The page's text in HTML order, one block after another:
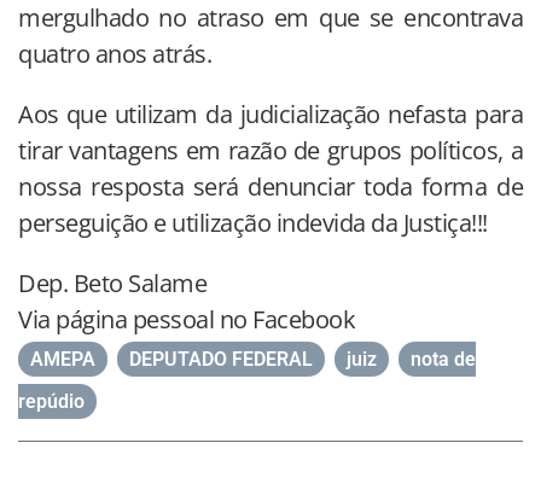
mergulhado no atraso em que se encontrava
quatro anos atrás.
Aos que utilizam da judicialização nefasta para
tirar vantagens em razão de grupos políticos, a
nossa resposta será denunciar toda forma de
perseguição e utilização indevida da Justiça!!!
Dep. Beto Salame
Via página pessoal no Facebook
AMEPA DEPUTADO FEDERAL juiz
nota de
repúdio